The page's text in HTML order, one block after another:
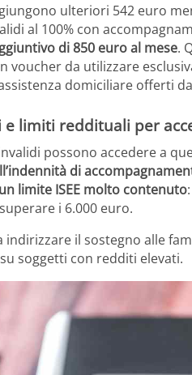
ulteriori 542 euro
al 100% con
di 850 euro al mese.
voucher da utilizzare
domiciliare offerti
limiti reddituali per
possono accedere a
di
limite ISEE molto contenuto
i 6.000 euro.
indirizzare il sostegno alle
soggetti con redditi elevati.